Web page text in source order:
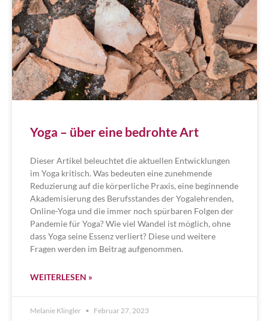
Yoga – über eine bedrohte Art
Dieser Artikel beleuchtet die aktuellen Entwicklungen
im Yoga kritisch. Was bedeuten eine zunehmende
Reduzierung auf die körperliche Praxis, eine beginnende
Akademisierung des Berufsstandes der Yogalehrenden,
Online-Yoga und die immer noch spürbaren Folgen der
Pandemie für Yoga? Wie viel Wandel ist möglich, ohne
dass Yoga seine Essenz verliert? Diese und weitere
Fragen werden im Beitrag aufgenommen.
WEITERLESEN »
Melanie Klingler Februar 27, 2023